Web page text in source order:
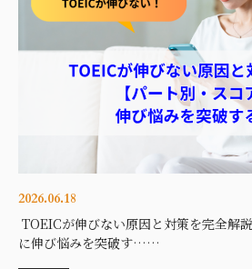
2026.06.18
TOEICが伸びない原因と対策を完全解
に伸び悩みを突破す……